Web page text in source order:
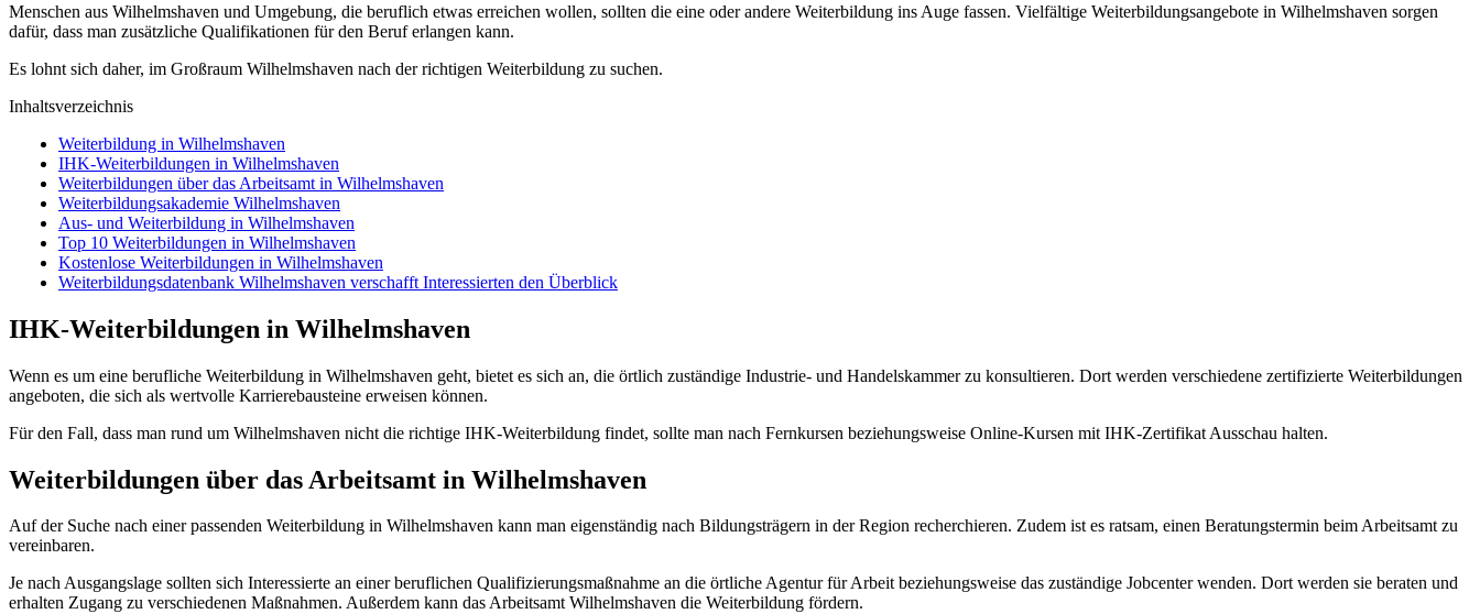
Menschen aus Wilhelmshaven und Umgebung, die beruflich etwas erreichen wollen, sollten die eine oder andere Weiterbildung ins Auge fassen. Vielfältige Weiterbildungsangebote in Wilhelmshaven sorgen
dafür, dass man zusätzliche Qualifikationen für den Beruf erlangen kann.
Es lohnt sich daher, im Großraum Wilhelmshaven nach der richtigen Weiterbildung zu suchen.
Inhaltsverzeichnis
Weiterbildung in Wilhelmshaven
IHK-Weiterbildungen in Wilhelmshaven
Weiterbildungen über das Arbeitsamt in Wilhelmshaven
Weiterbildungsakademie Wilhelmshaven
Aus- und Weiterbildung in Wilhelmshaven
Top 10 Weiterbildungen in Wilhelmshaven
Kostenlose Weiterbildungen in Wilhelmshaven
Weiterbildungsdatenbank Wilhelmshaven verschafft Interessierten den Überblick
IHK-Weiterbildungen in Wilhelmshaven
Wenn es um eine berufliche Weiterbildung in Wilhelmshaven geht, bietet es sich an, die örtlich zuständige Industrie- und Handelskammer zu konsultieren. Dort werden verschiedene zertifizierte Weiterbildungen
angeboten, die sich als wertvolle Karrierebausteine erweisen können.
Für den Fall, dass man rund um Wilhelmshaven nicht die richtige IHK-Weiterbildung findet, sollte man nach Fernkursen beziehungsweise Online-Kursen mit IHK-Zertifikat Ausschau halten.
Weiterbildungen über das Arbeitsamt in Wilhelmshaven
Auf der Suche nach einer passenden Weiterbildung in Wilhelmshaven kann man eigenständig nach Bildungsträgern in der Region recherchieren. Zudem ist es ratsam, einen Beratungstermin beim Arbeitsamt zu
vereinbaren.
Je nach Ausgangslage sollten sich Interessierte an einer beruflichen Qualifizierungsmaßnahme an die örtliche Agentur für Arbeit beziehungsweise das zuständige Jobcenter wenden. Dort werden sie beraten und
erhalten Zugang zu verschiedenen Maßnahmen. Außerdem kann das Arbeitsamt Wilhelmshaven die Weiterbildung fördern.